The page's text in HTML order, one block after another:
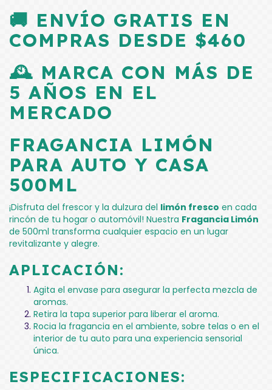
🚚 ENVÍO GRATIS EN
COMPRAS DESDE $460
🕰️ MARCA CON MÁS DE
5 AÑOS EN EL
MERCADO
FRAGANCIA LIMÓN
PARA AUTO Y CASA
500ML
¡Disfruta del frescor y la dulzura del limón fresco en cada
rincón de tu hogar o automóvil! Nuestra Fragancia Limón
de 500ml transforma cualquier espacio en un lugar
revitalizante y alegre.
APLICACIÓN:
Agita el envase para asegurar la perfecta mezcla de
aromas.
Retira la tapa superior para liberar el aroma.
Rocia la fragancia en el ambiente, sobre telas o en el
interior de tu auto para una experiencia sensorial
única.
ESPECIFICACIONES: